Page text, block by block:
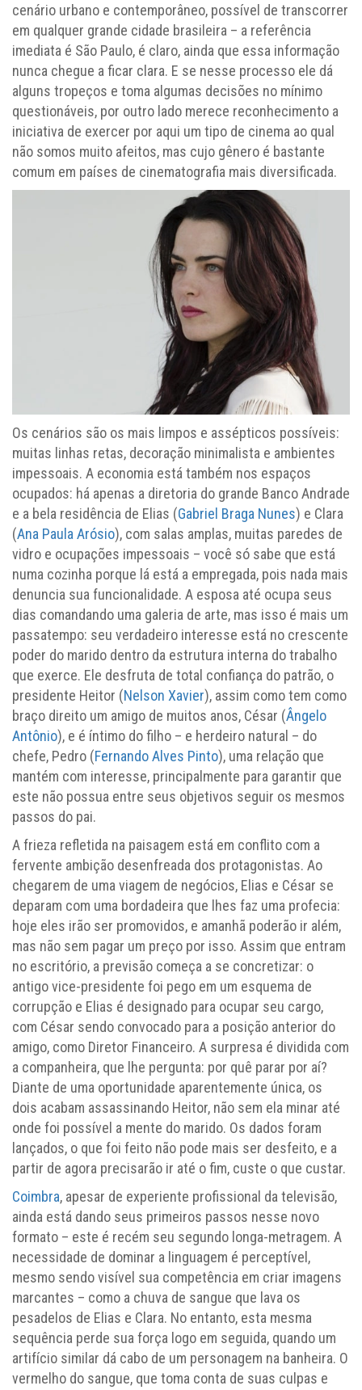
cenário urbano e contemporâneo, possível de transcorrer
em qualquer grande cidade brasileira – a referência
imediata é São Paulo, é claro, ainda que essa informação
nunca chegue a ficar clara. E se nesse processo ele dá
alguns tropeços e toma algumas decisões no mínimo
questionáveis, por outro lado merece reconhecimento a
iniciativa de exercer por aqui um tipo de cinema ao qual
não somos muito afeitos, mas cujo gênero é bastante
comum em países de cinematografia mais diversificada.
Os cenários são os mais limpos e assépticos possíveis:
muitas linhas retas, decoração minimalista e ambientes
impessoais. A economia está também nos espaços
ocupados: há apenas a diretoria do grande Banco Andrade
e a bela residência de Elias (Gabriel Braga Nunes) e Clara
(Ana Paula Arósio), com salas amplas, muitas paredes de
vidro e ocupações impessoais – você só sabe que está
numa cozinha porque lá está a empregada, pois nada mais
denuncia sua funcionalidade. A esposa até ocupa seus
dias comandando uma galeria de arte, mas isso é mais um
passatempo: seu verdadeiro interesse está no crescente
poder do marido dentro da estrutura interna do trabalho
que exerce. Ele desfruta de total confiança do patrão, o
presidente Heitor (Nelson Xavier), assim como tem como
braço direito um amigo de muitos anos, César (Ângelo
Antônio), e é íntimo do filho – e herdeiro natural – do
chefe, Pedro (Fernando Alves Pinto), uma relação que
mantém com interesse, principalmente para garantir que
este não possua entre seus objetivos seguir os mesmos
passos do pai.
A frieza refletida na paisagem está em conflito com a
fervente ambição desenfreada dos protagonistas. Ao
chegarem de uma viagem de negócios, Elias e César se
deparam com uma bordadeira que lhes faz uma profecia:
hoje eles irão ser promovidos, e amanhã poderão ir além,
mas não sem pagar um preço por isso. Assim que entram
no escritório, a previsão começa a se concretizar: o
antigo vice-presidente foi pego em um esquema de
corrupção e Elias é designado para ocupar seu cargo,
com César sendo convocado para a posição anterior do
amigo, como Diretor Financeiro. A surpresa é dividida com
a companheira, que lhe pergunta: por quê parar por aí?
Diante de uma oportunidade aparentemente única, os
dois acabam assassinando Heitor, não sem ela minar até
onde foi possível a mente do marido. Os dados foram
lançados, o que foi feito não pode mais ser desfeito, e a
partir de agora precisarão ir até o fim, custe o que custar.
Coimbra, apesar de experiente profissional da televisão,
ainda está dando seus primeiros passos nesse novo
formato – este é recém seu segundo longa-metragem. A
necessidade de dominar a linguagem é perceptível,
mesmo sendo visível sua competência em criar imagens
marcantes – como a chuva de sangue que lava os
pesadelos de Elias e Clara. No entanto, esta mesma
sequência perde sua força logo em seguida, quando um
artifício similar dá cabo de um personagem na banheira. O
vermelho do sangue, que toma conta de suas culpas e